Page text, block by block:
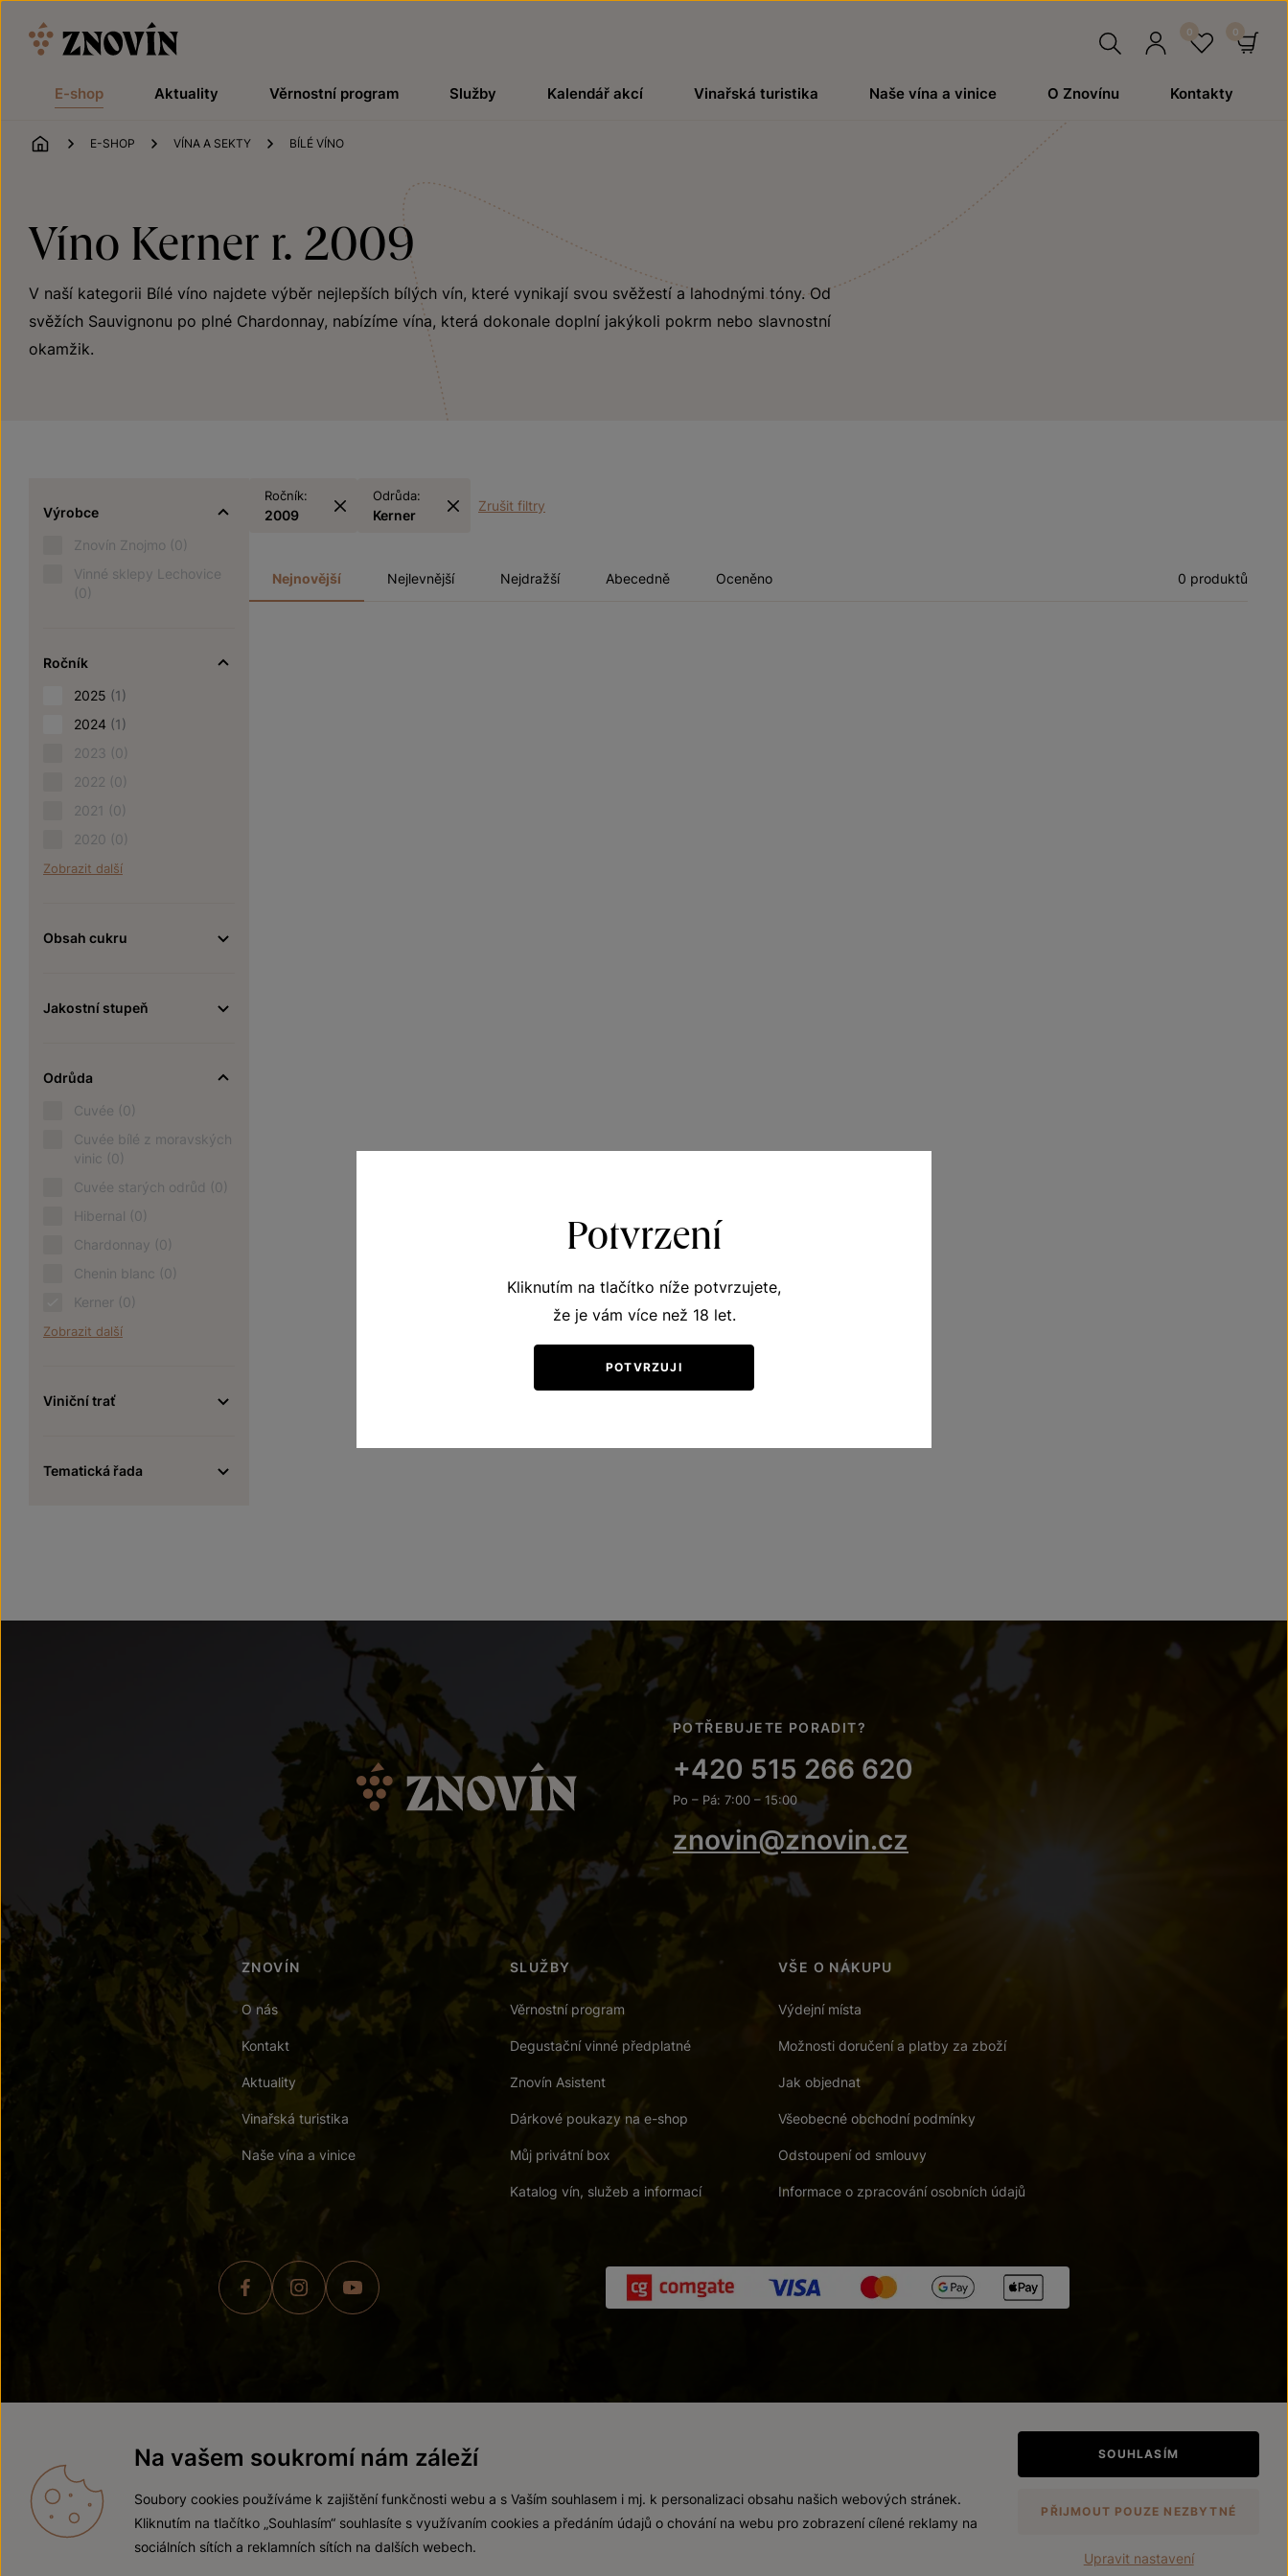
E-shop Aktuality Věrnostní program Služby Kalendář akcí Vinařská turistika Naše vína a vinice O Znovínu Kontakty
ÚVOD
E-SHOP VÍNA A SEKTY BÍLÉ VÍNO
Víno Kerner r. 2009
V naší kategorii Bílé víno najdete výběr nejlepších bílých vín, které vynikají svou svěžestí a lahodnými tóny. Od
svěžích Sauvignonu po plné Chardonnay, nabízíme vína, která dokonale doplní jakýkoli pokrm nebo slavnostní
okamžik.
Výrobce
Znovín Znojmo (0)
Vinné sklepy Lechovice
(0)
Ročník
2025 (1)
2024 (1)
2023 (0)
2022 (0)
2021 (0)
2020 (0)
Zobrazit další
Obsah cukru
Jakostní stupeň
Odrůda
Cuvée (0)
Cuvée bílé z moravských
vinic (0)
Cuvée starých odrůd (0)
Hibernal (0)
Chardonnay (0)
Chenin blanc (0)
Kerner (0)
Zobrazit další
Viniční trať
Tematická řada
Ročník:
2009
Odrůda:
Kerner
Zrušit filtry
Nejnovější Nejlevnější Nejdražší Abecedně Oceněno 0 produktů
POTŘEBUJETE PORADIT?
+420 515 266 620
Po – Pá: 7:00 – 15:00
znovin@znovin.cz
ZNOVÍN
O nás
Kontakt
Aktuality
Vinařská turistika
Naše vína a vinice
SLUŽBY
Věrnostní program
Degustační vinné předplatné
Znovín Asistent
Dárkové poukazy na e-shop
Můj privátní box
Katalog vín, služeb a informací
VŠE O NÁKUPU
Výdejní místa
Možnosti doručení a platby za zboží
Jak objednat
Všeobecné obchodní podmínky
Odstoupení od smlouvy
Informace o zpracování osobních údajů
Zákaz prodeje alkoholických nápojů osobám mladším 18 let.
Vytvořil webProgress
Potvrzení
Kliknutím na tlačítko níže potvrzujete,
že je vám více než 18 let.
POTVRZUJI
Na vašem soukromí nám záleží
Soubory cookies používáme k zajištění funkčnosti webu a s Vaším souhlasem i mj. k personalizaci obsahu našich webových stránek.
Kliknutím na tlačítko „Souhlasím“ souhlasíte s využívaním cookies a předáním údajů o chování na webu pro zobrazení cílené reklamy na
sociálních sítích a reklamních sítích na dalších webech.
SOUHLASÍM
PŘIJMOUT POUZE NEZBYTNÉ
Upravit nastavení